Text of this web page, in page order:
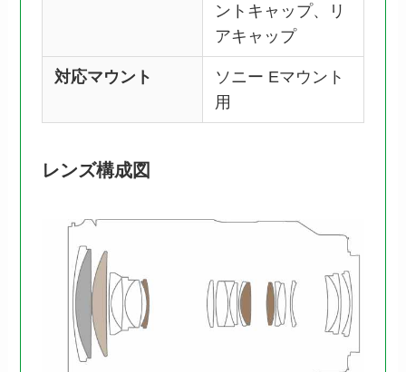
ントキャップ、リ
アキャップ
対応マウント
ソニー Eマウント
用
レンズ構成図